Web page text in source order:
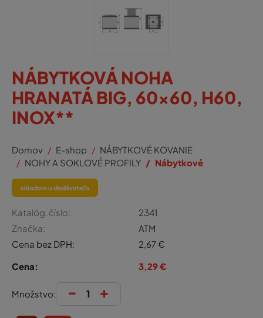
NÁBYTKOVÁ NOHA
HRANATÁ BIG, 60x60, H60,
INOX**
Domov E-shop
NÁBYTKOVÉ KOVANIE
NOHY A SOKLOVÉ PROFILY
Nábytkové
skladom u dodávateľa
Katalóg. číslo:
2341
Značka:
ATM
Cena bez DPH:
2,67€
Cena:
3,29€
Množstvo: - +